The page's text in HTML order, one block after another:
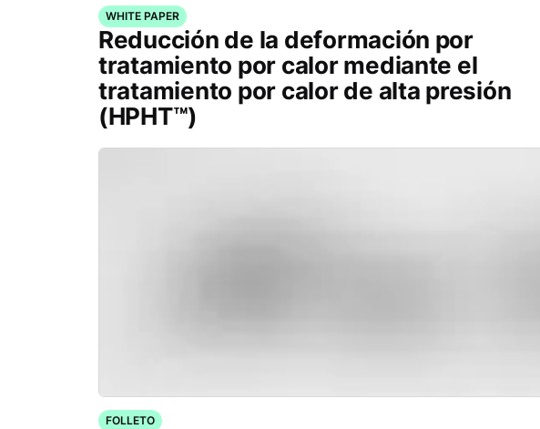
WHITE PAPER
Reducción de la deformación por
tratamiento por calor mediante el
tratamiento por calor de alta presión
(HPHT™)
FOLLETO